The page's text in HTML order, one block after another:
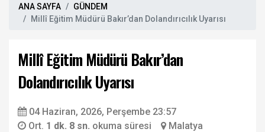
ANA SAYFA
GÜNDEM
Millî Eğitim Müdürü Bakır’dan Dolandırıcılık Uyarısı
Millî Eğitim Müdürü Bakır’dan
Dolandırıcılık Uyarısı
04 Haziran, 2026, Perşembe 23:57
Ort. 1 dk. 8 sn. okuma süresi Malatya